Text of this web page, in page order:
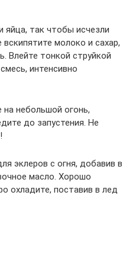
яйца, так чтобы исчезли
молоко и сахар,
Влейте тонкой струйкой
интенсивно
небольшой огонь,
до запустения. Не
эклеров с огня, добавив в
масло. Хорошо
охладите, поставив в лед